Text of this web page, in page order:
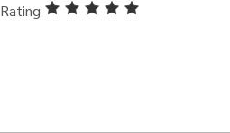
Rating